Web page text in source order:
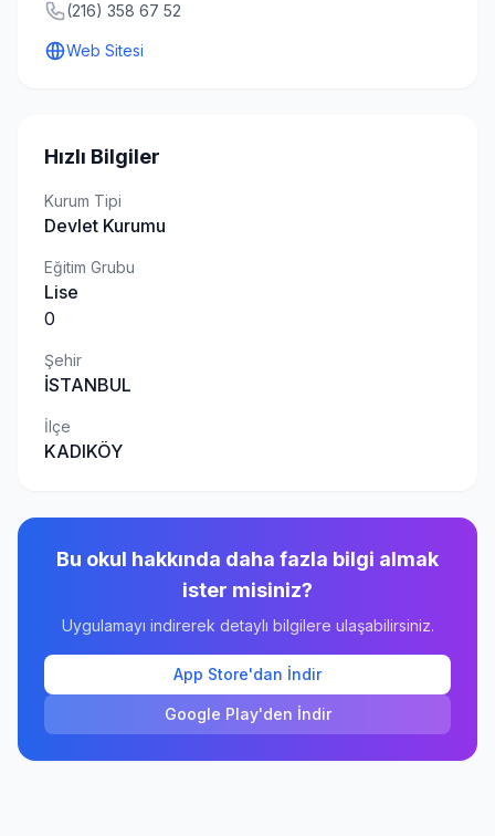
(216) 358 67 52
Web Sitesi
Hızlı Bilgiler
Kurum Tipi
Devlet Kurumu
Eğitim Grubu
Lise
0
Şehir
İSTANBUL
İlçe
KADIKÖY
Bu okul hakkında daha fazla bilgi almak
ister misiniz?
Uygulamayı indirerek detaylı bilgilere ulaşabilirsiniz.
App Store'dan İndir
Google Play'den İndir